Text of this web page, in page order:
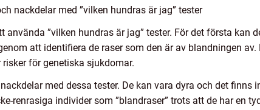
nackdelar med ”vilken hundras är jag” tester
använda ”vilken hundras är jag” tester. För det första kan
att identifiera de raser som den är av blandningen
för genetiska sjukdomar.
med dessa tester. De kan vara dyra och det finns
renrasiga individer som ”blandraser” trots att de har en